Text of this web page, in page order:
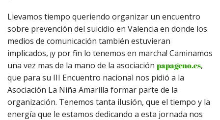
Llevamos tiempo queriendo organizar un encuentro
sobre prevención del suicidio en Valencia en donde los
medios de comunicación también estuvieran
implicados, ¡y por fin lo tenemos en marcha! Caminamos
una vez mas de la mano de la asociación papageno.es,
que para su III Encuentro nacional nos pidió a la
Asociación La Niña Amarilla formar parte de la
organización. Tenemos tanta ilusión, que el tiempo y la
energía que le estamos dedicando a esta jornada nos